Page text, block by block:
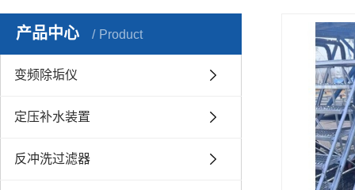
产品中心 Product
变频除垢仪
定压补水装置
反冲洗过滤器